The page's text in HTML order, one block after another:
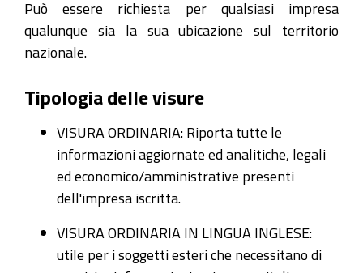
Può essere richiesta per qualsiasi impresa
qualunque sia la sua ubicazione sul territorio
nazionale.
Tipologia delle visure
VISURA ORDINARIA: Riporta tutte le
informazioni aggiornate ed analitiche, legali
ed economico/amministrative presenti
dell'impresa iscritta.
VISURA ORDINARIA IN LINGUA INGLESE:
utile per i soggetti esteri che necessitano di